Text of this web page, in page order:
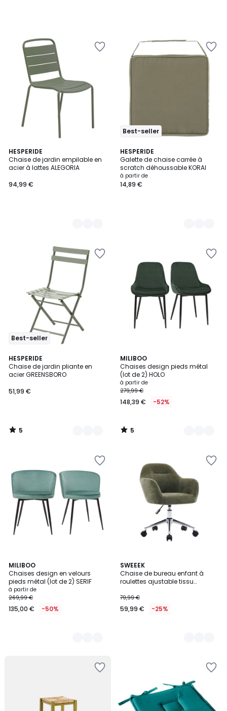
HESPERIDE
Chaise de jardin empilable en
acier à lattes ALEGORIA
94,99 €
5
Couleurs
Best-seller
HESPERIDE
Galette de chaise carrée à
scratch déhoussable KORAI
à partir de
14,89 €
7
Couleurs
Best-seller
HESPERIDE
Chaise de jardin pliante en
acier GREENSBORO
51,99 €
5
/
5
12
Couleurs
5
/
MILIBOO
Chaises design pieds métal
(lot de 2) HOLO
à partir de
279,99 €
148,39 € -52%
5
/
5
7
Couleurs
5
/
MILIBOO
Chaises design en velours
pieds métal (lot de 2) SERIF
à partir de
269,99 €
135,00 € -50%
3
Couleurs
SWEEEK
Chaise de bureau enfant à
roulettes ajustable tissu
79,99 €
59,99 € -25%
2
Couleurs